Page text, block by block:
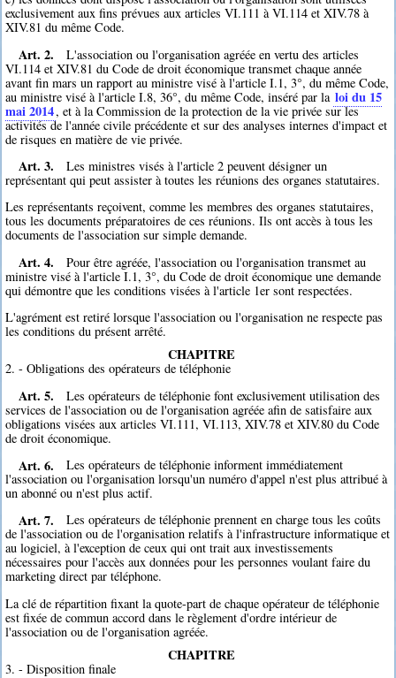
exclusivement aux fins prévues aux articles VI.111 à VI.114 et XIV.78 à
XIV.81 du même Code.
Art. 2.
L'association ou l'organisation agréée en vertu des articles
VI.114 et XIV.81 du Code de droit économique transmet chaque année
avant fin mars un rapport au ministre visé à l'article I.1, 3°, du même Code,
au ministre visé à l'article I.8, 36°, du même Code, inséré par la loi du 15
mai 2014, et à la Commission de la protection de la vie privée sur les
activités de l'année civile précédente et sur des analyses internes d'impact et
de risques en matière de vie privée.
Art. 3.
Les ministres visés à l'article 2 peuvent désigner un
représentant qui peut assister à toutes les réunions des organes statutaires.
Les représentants reçoivent, comme les membres des organes statutaires,
tous les documents préparatoires de ces réunions. Ils ont accès à tous les
documents de l'association sur simple demande.
Art. 4.
Pour être agréée, l'association ou l'organisation transmet au
ministre visé à l'article I.1, 3°, du Code de droit économique une demande
qui démontre que les conditions visées à l'article 1er sont respectées.
L'agrément est retiré lorsque l'association ou l'organisation ne respecte pas
les conditions du présent arrêté.
CHAPITRE
2. - Obligations des opérateurs de téléphonie
Art. 5.
Les opérateurs de téléphonie font exclusivement utilisation des
services de l'association ou de l'organisation agréée afin de satisfaire aux
obligations visées aux articles VI.111, VI.113, XIV.78 et XIV.80 du Code
de droit économique.
Art. 6.
Les opérateurs de téléphonie informent immédiatement
l'association ou l'organisation lorsqu'un numéro d'appel n'est plus attribué à
un abonné ou n'est plus actif.
Art. 7.
Les opérateurs de téléphonie prennent en charge tous les coûts
de l'association ou de l'organisation relatifs à l'infrastructure informatique et
au logiciel, à l'exception de ceux qui ont trait aux investissements
nécessaires pour l'accès aux données pour les personnes voulant faire du
marketing direct par téléphone.
La clé de répartition fixant la quote-part de chaque opérateur de téléphonie
est fixée de commun accord dans le règlement d'ordre intérieur de
l'association ou de l'organisation agréée.
CHAPITRE
3. - Disposition finale